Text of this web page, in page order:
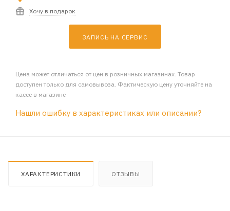
Хочу в подарок
ЗАПИСЬ НА СЕРВИС
Цена может отличаться от цен в розничных магазинах. Товар
доступен только для самовывоза. Фактическую цену уточняйте на
кассе в магазине
Нашли ошибку в характеристиках или описании?
ХАРАКТЕРИСТИКИ ОТЗЫВЫ